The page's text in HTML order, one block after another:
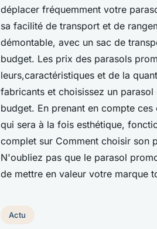
déplacer fréquemment votre
sa facilité de transport et de
démontable, avec un sac de
budget. Les prix des parasols
leurs,caractéristiques et de la
fabricants et choisissez un
budget. En prenant en compte
qui sera à la fois esthétique,
complet sur Comment choisir son
N'oubliez pas que le parasol
de mettre en valeur votre marque
Actu